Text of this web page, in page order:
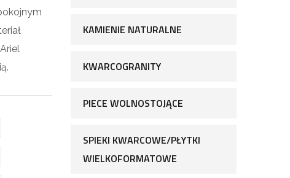
KAMIENIE NATURALNE
KWARCOGRANITY
PIECE WOLNOSTOJĄCE
SPIEKI KWARCOWE/PŁYTKI
WIELKOFORMATOWE